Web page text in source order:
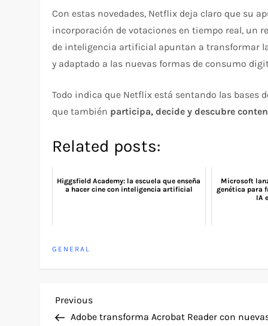
Con estas novedades, Netflix deja claro que su
incorporación de votaciones en tiempo real, un
de inteligencia artificial apuntan a transformar
y adaptado a las nuevas formas de consumo
Todo indica que Netflix está sentando las bases
que también participa, decide y descubre
Related posts:
Higgsfield Academy: la escuela que enseña
a hacer cine con inteligencia artificial
Microsoft
genética para
IA
GENERAL
P
Previous
Post
Previous
Adobe transforma Acrobat Reader con